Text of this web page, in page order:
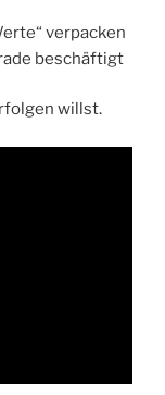
verpacken
beschäftigt
willst.